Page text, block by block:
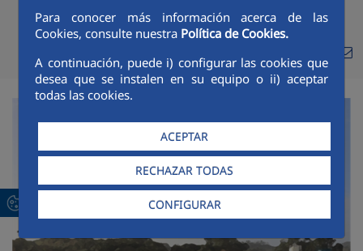
Para conocer más información acerca de las
Cookies, consulte nuestra Política de Cookies.
A continuación, puede i) configurar las cookies que
desea que se instalen en su equipo o ii) aceptar
todas las cookies.
ACEPTAR
RECHAZAR TODAS
CONFIGURAR
Compartir en
Compartir en
Compartir